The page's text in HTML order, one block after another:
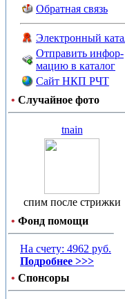
Обратная связь
Электронный
Отправить инфор-
мацию в каталог
Сайт НКП РЧТ
• Случайное фото
tnain
спим после стрижки
• Фонд помощи
На счету: 4962 руб.
Подробнее >>>
• Спонсоры